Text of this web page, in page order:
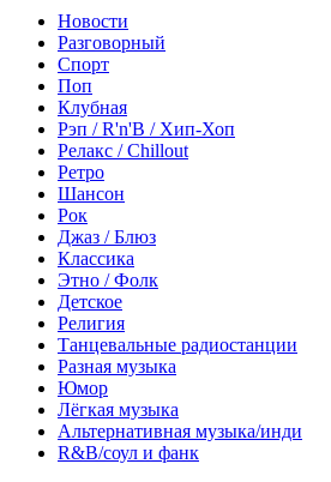
Новости
Разговорный
Спорт
Поп
Клубная
Рэп / R'n'B / Хип-Хоп
Релакс / Chillout
Ретро
Шансон
Рок
Джаз / Блюз
Классика
Этно / Фолк
Детское
Религия
Танцевальные радиостанции
Разная музыка
Юмор
Лёгкая музыка
Альтернативная музыка/инди
R&B/cоул и фанк